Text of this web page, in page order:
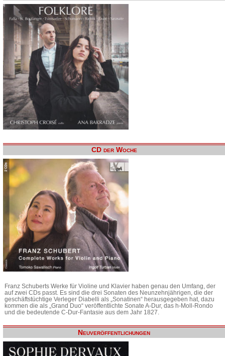
CD der Woche
Franz Schuberts Werke für Violine und Klavier haben genau den Umfang, der
auf zwei CDs passt. Es sind die drei Sonaten des Neunzehnjährigen, die der
geschäftstüchtige Verleger Diabelli als „Sonatinen“ herausgegeben hat, dazu
kommen die als „Grand Duo“ veröffentlichte Sonate A-Dur, das h-Moll-Rondo
und die bedeutende C-Dur-Fantasie aus dem Jahr 1827.
Neuveröffentlichungen